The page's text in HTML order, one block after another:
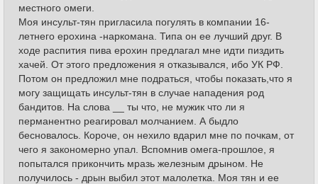
местного омеги.
Моя инсульт-тян пригласила погулять в компании 16-
летнего ерохина -наркомана. Типа он ее лучший друг. В
ходе распития пива ерохин предлагал мне идти пиздить
хачей. От этого предложения я отказывался, ибо УК РФ.
Потом он предложил мне подраться, чтобы показать,что я
могу защищать инсульт-тян в случае нападения род
бандитов. На слова __ ты что, не мужик что ли я
перманентно реагировал молчанием. А быдло
бесновалось. Короче, он нехило вдарил мне по почкам, от
чего я закономерно упал. Вспомнив омега-прошлое, я
попытался прикончить мразь железным дрыном. Не
получилось - дрын выбил этот малолетка. Моя тян и ее